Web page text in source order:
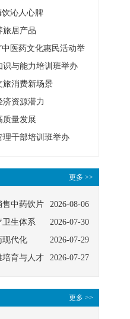
饮沁人心脾
旅居产品
医药文化惠民活动举
与能力培训班举办
旅消费新场景
济资源潜力
质量发展
理干部培训班举办
更多 >>
2026-08-06
售中药饮片
事项
2026-07-30
卫生体系
2026-07-29
现代化
2026-07-27
培育与人才
更多 >>